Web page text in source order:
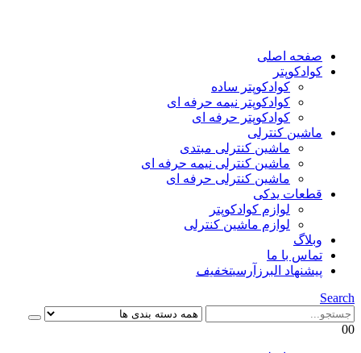
صفحه اصلی
کوادکوپتر
کوادکوپتر ساده
کوادکوپتر نیمه حرفه ای
کوادکوپتر حرفه ای
ماشین کنترلی
ماشین کنترلی مبتدی
ماشین کنترلی نیمه حرفه ای
ماشین کنترلی حرفه ای
قطعات یدکی
لوازم کوادکوپتر
لوازم ماشین کنترلی
وبلاگ
تماس با ما
پیشنهاد البرزآرسیتخفیف
Search
00